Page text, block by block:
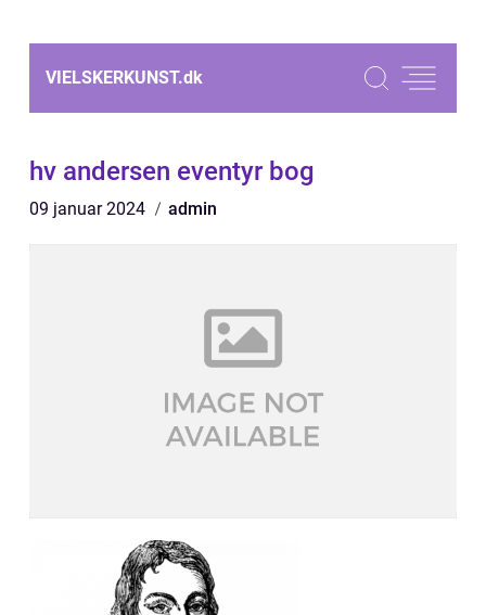
VIELSKERKUNST.dk
hv andersen eventyr bog
09 januar 2024 admin